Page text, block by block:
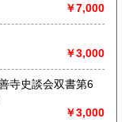
ご相談下さい。宅
￥7,000
￥3,000
寺史談会双書第6
￥3,000